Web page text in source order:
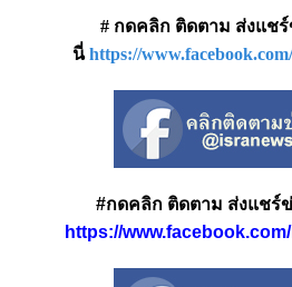
# กดคลิก ติดตาม ส่งแช
นี่https://
#กดคลิก ติดตาม ส่งแชร์
https://